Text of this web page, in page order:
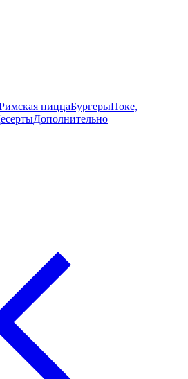
пиццаБургерыПоке,
Дополнительно